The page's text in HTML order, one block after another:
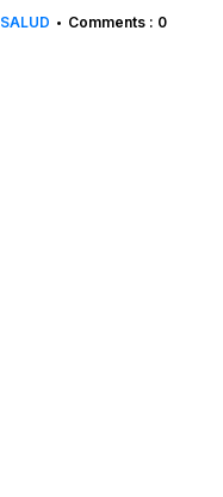
SALUD • Comments : 0